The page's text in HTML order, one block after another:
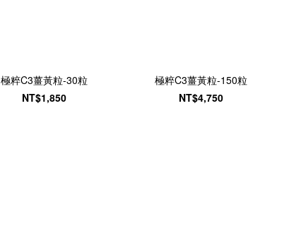
極粹C3薑黃粒-30粒
NT$1,850
極粹C3薑黃粒-150粒
NT$4,750